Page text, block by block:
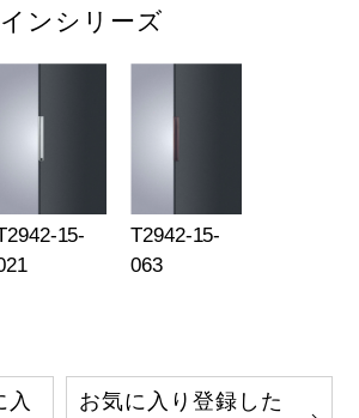
ンシリーズ
15-
T2942-15-
063
入
お気に入り登録した